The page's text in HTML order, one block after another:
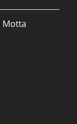
Motta